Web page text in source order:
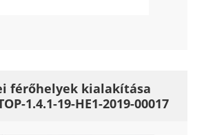
férőhelyek kialakítása
1.4.1-19-HE1-2019-00017